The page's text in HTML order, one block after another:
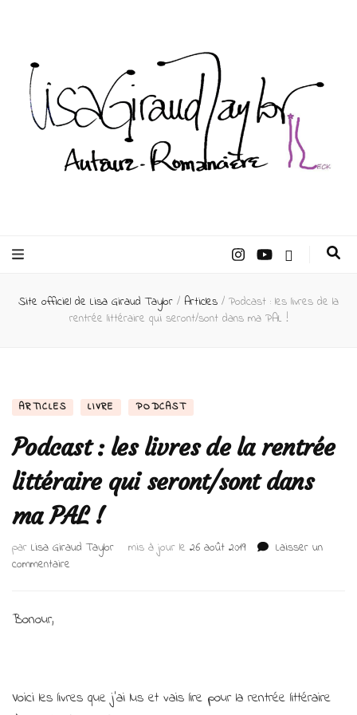
Taylor –
Auteur
Site officiel de Lisa Giraud Taylor / Articles / Podcast : les livres de la
rentrée littéraire qui seront/sont dans ma PAL !
ARTICLES LIVRE PODCAST
Podcast : les livres de la rentrée
littéraire qui seront/sont dans
ma PAL !
par Lisa Giraud Taylor mis à jour le 26 août 2019
Laisser un
commentaire
littéraire
Bonour,
Voici les livres que j’ai lus et vais lire pour la rentrée littéraire